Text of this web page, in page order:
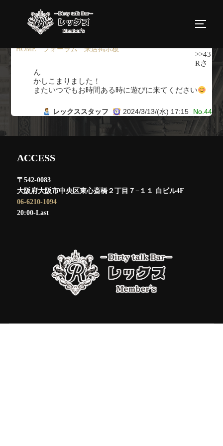
ン
プ
HOME › フォーラム › 来店掲示板 › 返信先: 来店掲示板
>>43
Rさ
ん
かしこまりました！
またいつでもお時間ある時に遊びに来てください
レックススタッフ 2024/3/13/(水) 17:15 No.44
ACCESS
〒542-0083
大阪府大阪市中央区東心斎橋２丁目７−１１ 白ビル4F
06-6210-1094
20:00-Last